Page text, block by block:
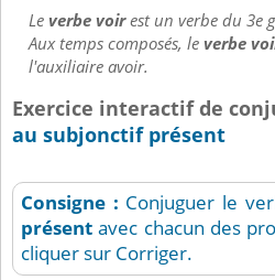
Leverbe voirest un verbe du 3e
Aux temps composés, leverbe
l'auxiliaire avoir.
Exercice interactif de
au subjonctif présent
Consigne : Conjuguer le
présent avec chacun des
cliquer sur Corriger.